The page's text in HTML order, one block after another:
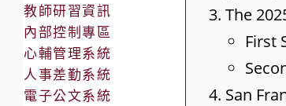
The
First
San
教師研習資訊
內部控制專區
心輔管理系統
人事差勤系統
電子公文系統